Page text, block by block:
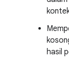
hasil